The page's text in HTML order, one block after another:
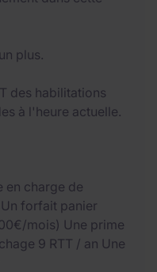
plus.
des habilitations
à l'heure actuelle.
en charge de
forfait panier
mois) Une prime
9 RTT / an Une